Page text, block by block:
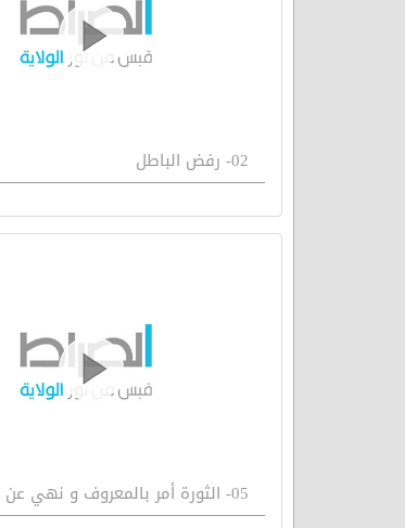
02- رفض الباطل
05- الثورة أمر بالمعروف و نهي عن المنكر